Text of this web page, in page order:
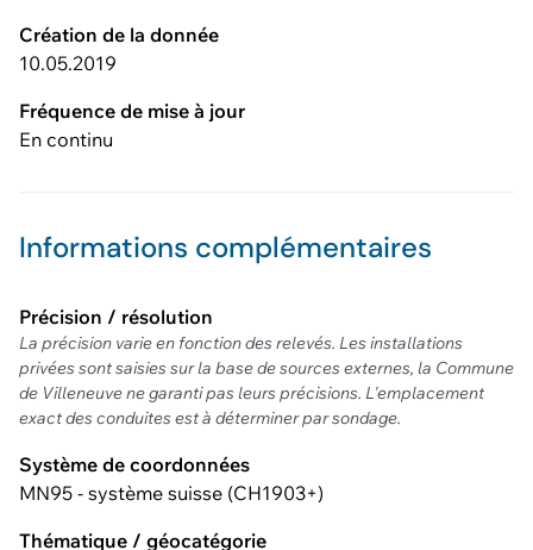
Création de la donnée
10.05.2019
Fréquence de mise à jour
En continu
Informations complémentaires
Précision / résolution
La précision varie en fonction des relevés. Les installations
privées sont saisies sur la base de sources externes, la Commune
de Villeneuve ne garanti pas leurs précisions. L'emplacement
exact des conduites est à déterminer par sondage.
Système de coordonnées
MN95 - système suisse (CH1903+)
Thématique / géocatégorie